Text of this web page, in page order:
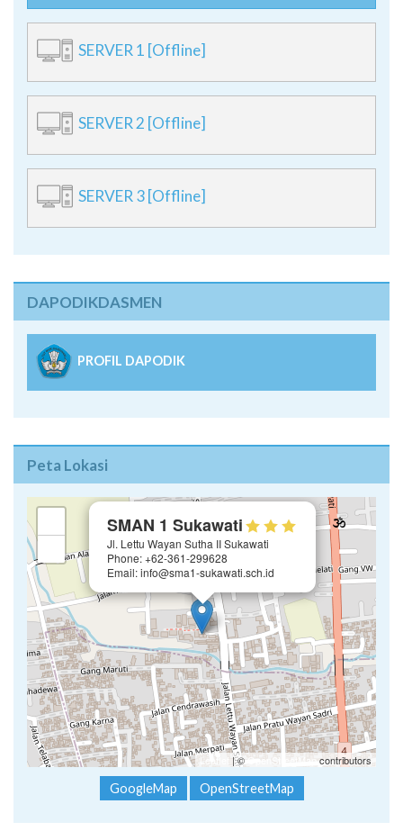
SERVER 1 [Offline]
SERVER 2 [Offline]
SERVER 3 [Offline]
DAPODIKDASMEN
PROFIL DAPODIK
Peta Lokasi
SMAN 1 Sukawati
Jl. Lettu Wayan Sutha II Sukawati
Phone: +62-361-299628
Email: info@sma1-sukawati.sch.id
Leaflet | ©OpenStreetMap contributors
GoogleMap OpenStreetMap